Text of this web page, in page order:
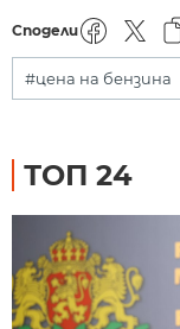
Сподели
#цена на бензина
ТОП 24